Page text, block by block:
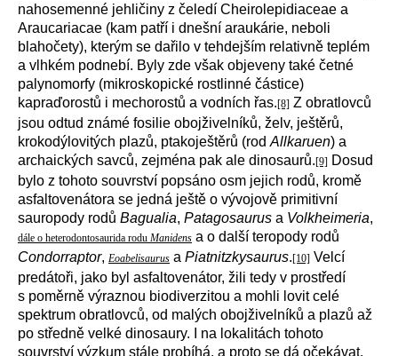
nahosemenné jehličiny z čeledí Cheirolepidiaceae a
Araucariacae (kam patří i dnešní araukárie, neboli
blahočety), kterým se dařilo v tehdejším relativně teplém
a vlhkém podnebí. Byly zde však objeveny také četné
palynomorfy (mikroskopické rostlinné částice)
kapraďorostů i mechorostů a vodních řas.[8] Z obratlovců
jsou odtud známé fosilie obojživelníků, želv, ještěrů,
krokodýlovitých plazů, ptakoještěrů (rod Allkaruen) a
archaických savců, zejména pak ale dinosaurů.[9] Dosud
bylo z tohoto souvrství popsáno osm jejich rodů, kromě
asfaltovenátora se jedná ještě o vývojově primitivní
sauropody rodů Bagualia, Patagosaurus a Volkheimeria,
dále o heterodontosaurida rodu Manidens a o další teropody rodů
Condorraptor, Eoabelisaurus a Piatnitzkysaurus.[10] Velcí
predátoři, jako byl asfaltovenátor, žili tedy v prostředí
s poměrně výraznou biodiverzitou a mohli lovit celé
spektrum obratlovců, od malých obojživelníků a plazů až
po středně velké dinosaury. I na lokalitách tohoto
souvrství výzkum stále probíhá, a proto se dá očekávat,